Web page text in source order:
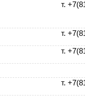
т.
т.
т.
т.